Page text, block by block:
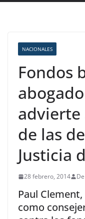
NACIONALES
Fondos
advierte
de las
Justicia
28 febrero, 2014
Paul
como